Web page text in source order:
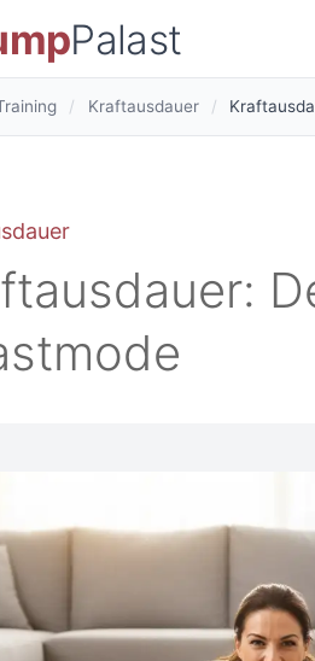
Palast
/ Kraftausdauer /